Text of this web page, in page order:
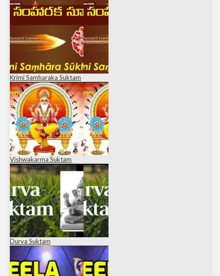
Krimi Samharaka Suktam
Vishwakarma Suktam
Durva Suktam